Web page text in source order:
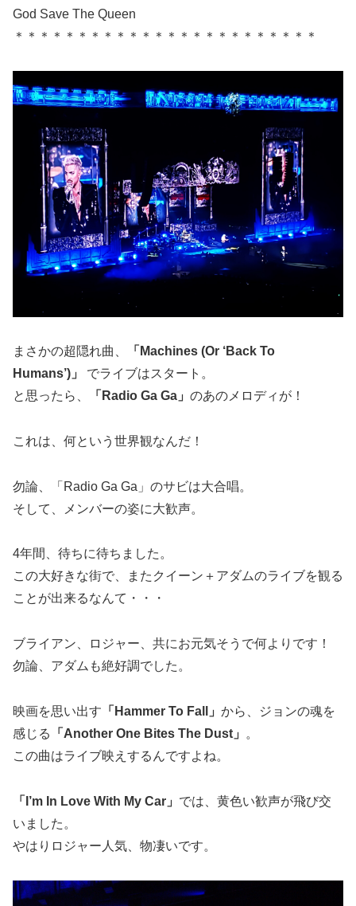
God Save The Queen
＊＊＊＊＊＊＊＊＊＊＊＊＊＊＊＊＊＊＊＊＊＊＊＊
まさかの超隠れ曲、
「Machines (Or ‘Back To
Humans’)」 でライブはスタート。
と思ったら、
「Radio Ga Ga」 のあのメロディが！
これは、何という世界観なんだ！
勿論、「Radio Ga Ga」のサビは大合唱。
そして、メンバーの姿に大歓声。
4年間、待ちに待ちました。
この大好きな街で、またクイーン＋アダムのライブを観る
ことが出来るなんて・・・
ブライアン、ロジャー、共にお元気そうで何よりです！
勿論、アダムも絶好調でした。
映画を思い出す 「Hammer To Fall」 から、ジョンの魂を
感じる
「Another One Bites The Dust」
。
この曲はライブ映えするんですよね。
「I’m In Love With My Car」 では、黄色い歓声が飛び交
いました。
やはりロジャー人気、物凄いです。